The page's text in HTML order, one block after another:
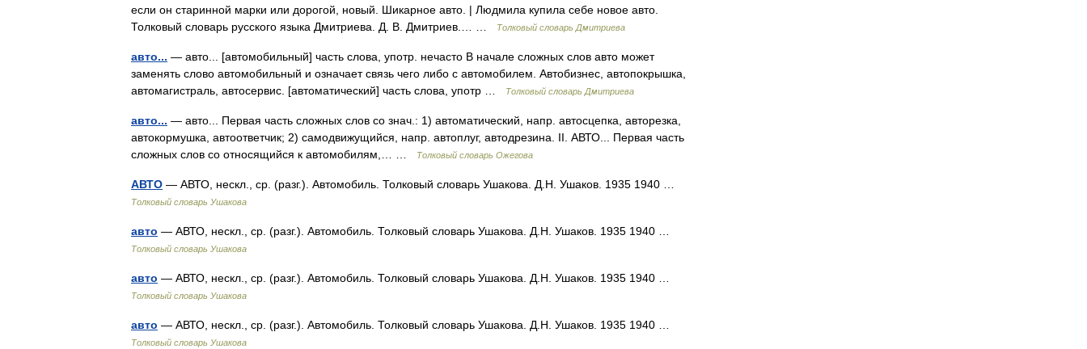
если он старинной марки или дорогой, новый. Шикарное авто. | Людмила купила себе новое авто.
Толковый словарь русского языка Дмитриева. Д. В. Дмитриев.… …
Толковый словарь Дмитриева
авто... — авто... [автомобильный] часть слова, употр. нечасто В начале сложных слов авто может
заменять слово автомобильный и означает связь чего либо с автомобилем. Автобизнес, автопокрышка,
автомагистраль, автосервис. [автоматический] часть слова, употр …
Толковый словарь Дмитриева
авто... — авто... Первая часть сложных слов со знач.: 1) автоматический, напр. автосцепка, авторезка,
автокормушка, автоответчик; 2) самодвижущийся, напр. автоплуг, автодрезина. II. АВТО... Первая часть
сложных слов со относящийся к автомобилям,… …
Толковый словарь Ожегова
АВТО — АВТО, нескл., ср. (разг.). Автомобиль. Толковый словарь Ушакова. Д.Н. Ушаков. 1935 1940 …
Толковый словарь Ушакова
авто — АВТО, нескл., ср. (разг.). Автомобиль. Толковый словарь Ушакова. Д.Н. Ушаков. 1935 1940 …
Толковый словарь Ушакова
авто — АВТО, нескл., ср. (разг.). Автомобиль. Толковый словарь Ушакова. Д.Н. Ушаков. 1935 1940 …
Толковый словарь Ушакова
авто — АВТО, нескл., ср. (разг.). Автомобиль. Толковый словарь Ушакова. Д.Н. Ушаков. 1935 1940 …
Толковый словарь Ушакова